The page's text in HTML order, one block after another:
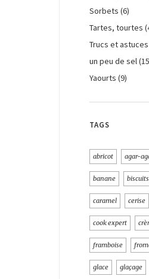
Sorbets (6)
Tartes, tourtes
Trucs et
un peu de sel
Yaourts (9)
TAGS
abricot agar-
banane biscuits
caramel cerise
cook expert
framboise
glace glaçage